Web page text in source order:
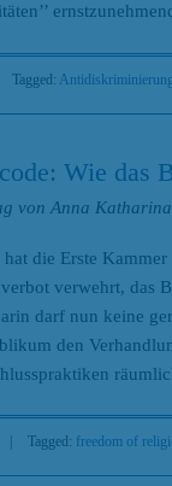
Tagged:
Wie das
von Anna
die Erste
verwehrt, das
darf nun keine
den
Tagged: freedom of